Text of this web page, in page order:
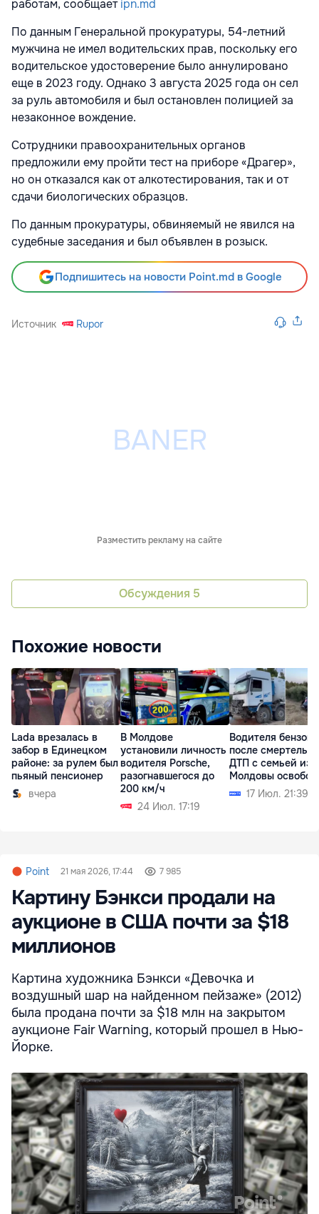
работам, сообщаетipn.md
По данным Генеральной прокуратуры, 54-летний
мужчина не имел водительских прав, поскольку его
водительское удостоверение было аннулировано
еще в 2023 году. Однако 3 августа 2025 года он сел
за руль автомобиля и был остановлен полицией за
незаконное вождение.
Сотрудники правоохранительных органов
предложили ему пройти тест на приборе «Драгер»,
но он отказался как от алкотестирования, так и от
сдачи биологических образцов.
По данным прокуратуры, обвиняемый не явился на
судебные заседания и был объявлен в розыск.
Подпишитесь на новости Point.md в Google
Источник Rupor
Разместить рекламу на сайте
Обсуждения 5
Похожие новости
Lada врезалась в
забор в Единецком
районе: за рулем был
пьяный пенсионер
вчера
В Молдове
установили личность
водителя Porsche,
разогнавшегося до
200 км/ч
24 Июл. 17:19
Водителя
после
ДТП с семьей из
Молдовы
17 Июл. 21:39
Point 21 мая 2026, 17:44 7 985
Картину Бэнкси продали на
аукционе в США почти за $18
миллионов
Картина художника Бэнкси «Девочка и
воздушный шар на найденном пейзаже» (2012)
была продана почти за $18 млн на закрытом
аукционе Fair Warning, который прошел в Нью-
Йорке.